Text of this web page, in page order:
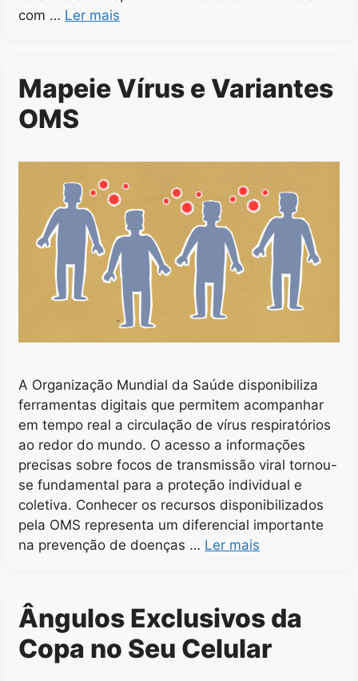
com … Ler mais
Mapeie Vírus e Variantes
OMS
A Organização Mundial da Saúde disponibiliza
ferramentas digitais que permitem acompanhar
em tempo real a circulação de vírus respiratórios
ao redor do mundo. O acesso a informações
precisas sobre focos de transmissão viral tornou-
se fundamental para a proteção individual e
coletiva. Conhecer os recursos disponibilizados
pela OMS representa um diferencial importante
na prevenção de doenças … Ler mais
Ângulos Exclusivos da
Copa no Seu Celular